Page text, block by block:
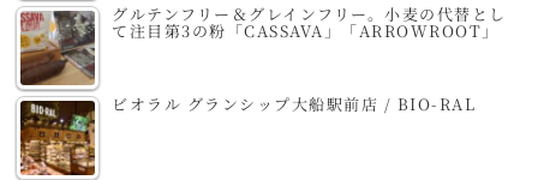
グルテンフリー＆グレインフリー。小麦の代替とし
て注目第3の粉「CASSAVA」「ARROWROOT」
ビオラル グランシップ大船駅前店 / BIO-RAL